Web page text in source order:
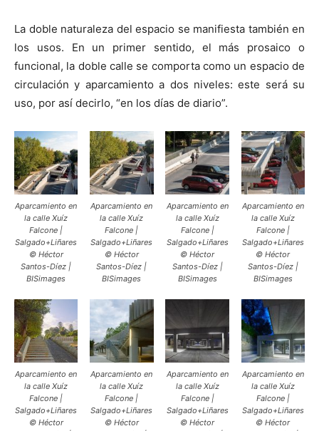
La doble naturaleza del espacio se manifiesta también en
los usos. En un primer sentido, el más prosaico o
funcional, la doble calle se comporta como un espacio de
circulación y aparcamiento a dos niveles: este será su
uso, por así decirlo, “en los días de diario”.
Aparcamiento en
la calle Xuíz
Falcone |
Salgado+Liñares
© Héctor
Santos-Díez |
BISimages
Aparcamiento en
la calle Xuíz
Falcone |
Salgado+Liñares
© Héctor
Santos-Díez |
BISimages
Aparcamiento en
la calle Xuíz
Falcone |
Salgado+Liñares
© Héctor
Santos-Díez |
BISimages
Aparcamiento en
la calle Xuíz
Falcone |
Salgado+Liñares
© Héctor
Santos-Díez |
BISimages
Aparcamiento en
la calle Xuíz
Falcone |
Salgado+Liñares
© Héctor
Aparcamiento en
la calle Xuíz
Falcone |
Salgado+Liñares
© Héctor
Aparcamiento en
la calle Xuíz
Falcone |
Salgado+Liñares
© Héctor
Aparcamiento en
la calle Xuíz
Falcone |
Salgado+Liñares
© Héctor